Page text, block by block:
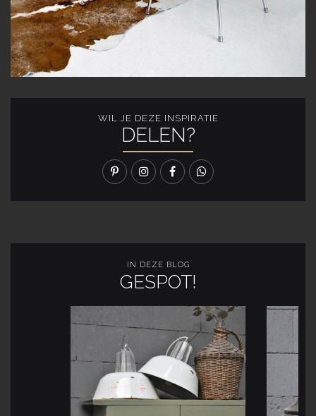
WIL JE DEZE INSPIRATIE
DELEN?
IN DEZE BLOG
GESPOT!